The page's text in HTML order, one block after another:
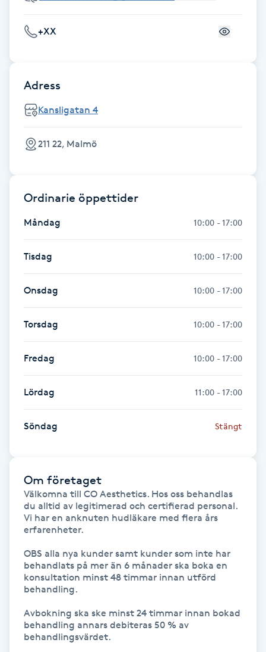
Gelenaglar
Gellack
Gellack med förstärkning
Gravidmassage
Gruppträning
Gua Sha-massage
Hatha Yoga
Headspa
Healing
Herrklippning
HIFU
Hot Stone Massage
Hot yoga
Huduppstramning
Hudvård
Hyaluronsyra
+XX
Adress
Kansligatan 4
211 22, Malmö
Ordinarie öppettider
Måndag 10:00 - 17:00
Tisdag 10:00 - 17:00
Onsdag 10:00 - 17:00
Torsdag 10:00 - 17:00
Fredag 10:00 - 17:00
Lördag 11:00 - 17:00
Söndag Stängt
Om företaget
Välkomna till CO Aesthetics. Hos oss behandlas
du alltid av legitimerad och certifierad personal.
Vi har en anknuten hudläkare med flera års
erfarenheter.
OBS alla nya kunder samt kunder som inte har
behandlats på mer än 6 månader ska boka en
konsultation minst 48 timmar innan utförd
behandling.
Avbokning ska ske minst 24 timmar innan bokad
behandling annars debiteras 50 % av
behandlingsvärdet.